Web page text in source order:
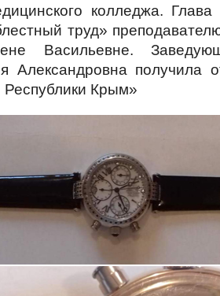
колледжа. Глава
труд»
Васильевне.
Александровна получила
Крым»